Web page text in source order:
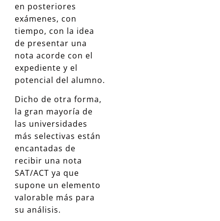
en posteriores
exámenes, con
tiempo, con la idea
de presentar una
nota acorde con el
expediente y el
potencial del alumno.
Dicho de otra forma,
la gran mayoría de
las universidades
más selectivas están
encantadas de
recibir una nota
SAT/ACT ya que
supone un elemento
valorable más para
su análisis.